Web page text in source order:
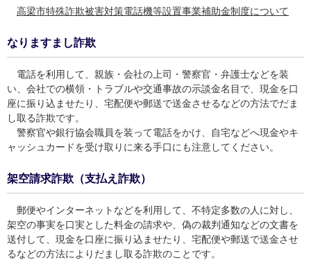
高梁市特殊詐欺被害対策電話機等設置事業補助金制度について
なりますまし詐欺
電話を利用して、親族・会社の上司・警察官・弁護士などを装
い、会社での横領・トラブルや交通事故の示談金名目で、現金を口
座に振り込ませたり、宅配便や郵送で送金させるなどの方法でだま
し取る詐欺です。
警察官や銀行協会職員を装って電話をかけ、自宅などへ現金やキ
ャッシュカードを受け取りに来る手口にも注意してください。
架空請求詐欺（支払え詐欺）
郵便やインターネットなどを利用して、不特定多数の人に対し、
架空の事実を口実とした料金の請求や、偽の裁判通知などの文書を
送付して、現金を口座に振り込ませたり、宅配便や郵送で送金させ
るなどの方法によりだまし取る詐欺のことです。